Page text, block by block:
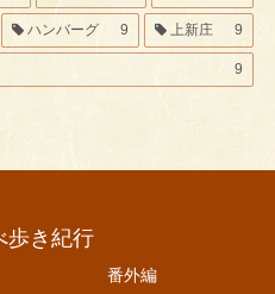
ハンバーグ 9 上新庄 9
9
歩き紀行
番外編